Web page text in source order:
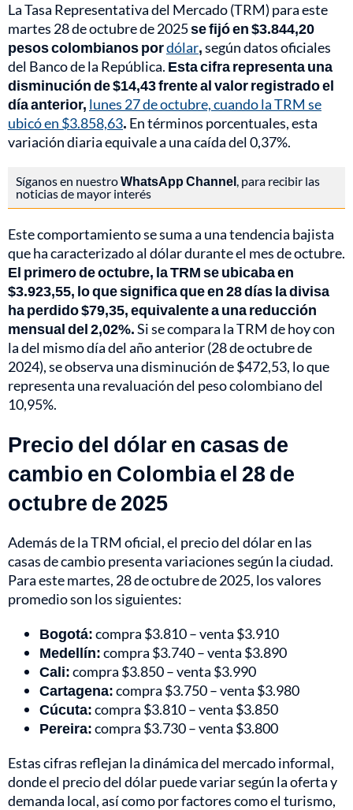
La Tasa Representativa del Mercado (TRM) para este
martes 28 de octubre de 2025se fijó en $3.844,20
pesos colombianos pordólar,según datos oficiales
del Banco de la República. Esta cifra representa una
disminución de $14,43 frente al valor registrado el
día anterior, lunes 27 de octubre, cuando la TRM se
ubicó en $3.858,63. En términos porcentuales, esta
variación diaria equivale a una caída del 0,37%.
Síganos en nuestroWhatsApp Channel, para recibir las
noticias de mayor interés
Este comportamiento se suma a una tendencia bajista
que ha caracterizado al dólar durante el mes de octubre.
El primero de octubre, la TRM se ubicaba en
$3.923,55, lo que significa que en 28 días la divisa
ha perdido $79,35, equivalente a una reducción
mensual del 2,02%.Si se compara la TRM de hoy con
la del mismo día del año anterior (28 de octubre de
2024), se observa una disminución de $472,53, lo que
representa una revaluación del peso colombiano del
10,95%.
Precio del dólar en casas de
cambio en Colombia el 28 de
octubre de 2025
Además de la TRM oficial, el precio del dólar en las
casas de cambio presenta variaciones según la ciudad.
Para este martes, 28 de octubre de 2025, los valores
promedio son los siguientes:
Bogotá:compra $3.810 – venta $3.910
Medellín:compra $3.740 – venta $3.890
Cali:compra $3.850 – venta $3.990
Cartagena:compra $3.750 – venta $3.980
Cúcuta:compra $3.810 – venta $3.850
Pereira:compra $3.730 – venta $3.800
Estas cifras reflejan la dinámica del mercado informal,
donde el precio del dólar puede variar según la oferta y
demanda local, así como por factores como el turismo,